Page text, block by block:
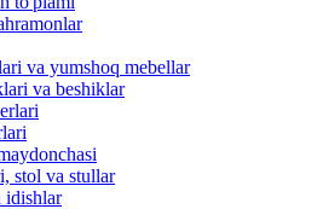
va yumshoq mebellar
va beshiklar
stol va stullar
idishlar